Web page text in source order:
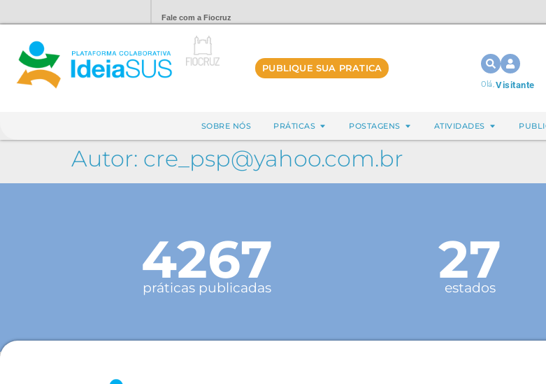
Fale com a Fiocruz
PUBLIQUE SUA PRATICA
Olá,Visitante
SOBRE NÓS PRÁTICAS POSTAGENS ATIVIDADES
Autor: cre_psp@yahoo.com.br
4267
práticas publicadas 27
estados